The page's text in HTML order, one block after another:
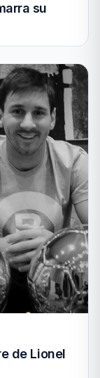
su
de Lionel